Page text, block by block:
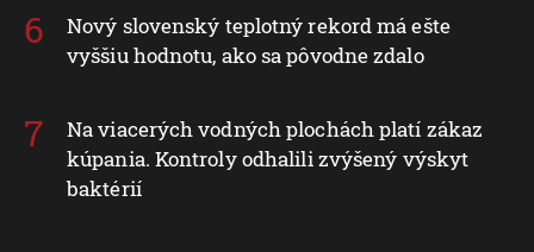
Nový slovenský teplotný rekord má ešte
vyššiu hodnotu, ako sa pôvodne zdalo
Na viacerých vodných plochách platí zákaz
kúpania. Kontroly odhalili zvýšený výskyt
baktérií